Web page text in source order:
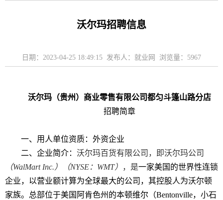
沃尔玛招聘信息
日期：2023-04-25 18:49:15 发布人：就业网 浏览量： 5967
沃尔玛（贵州）商业零售有限公司都匀斗篷山路分店
招聘简章
一、 用人单位资质： 外资企业
二、 企业简介： 沃尔玛百货有限公司，即沃尔玛公司
（WalMart Inc.）（NYSE：WMT）
，是一家美国 的世界性连锁
企业，以营业额计算为全球最大的公司，其控股人为沃尔顿
家族。总部位于美国 阿肯色州 的本顿维尔（Bentonville，小石